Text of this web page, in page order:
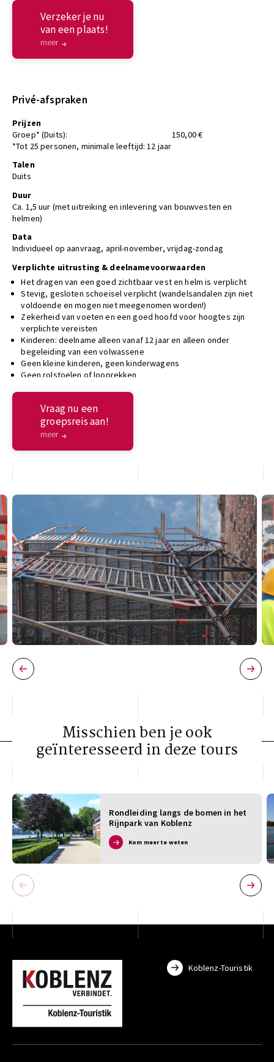
Verzeker je nu
van een plaats!
meer
Privé-afspraken
Prijzen
Groep* (Duits):
150,00 €
*Tot 25 personen, minimale leeftijd: 12 jaar
Talen
Duits
Duur
Ca. 1,5 uur (met uitreiking en inlevering van bouwvesten en
helmen)
Data
Individueel op aanvraag, april-november, vrijdag-zondag
Verplichte uitrusting & deelnamevoorwaarden
Het dragen van een goed zichtbaar vest en helm is verplicht
Stevig, gesloten schoeisel verplicht (wandelsandalen zijn niet
voldoende en mogen niet meegenomen worden!)
Zekerheid van voeten en een goed hoofd voor hoogtes zijn
verplichte vereisten
Kinderen: deelname alleen vanaf 12 jaar en alleen onder
begeleiding van een volwassene
Geen kleine kinderen, geen kinderwagens
Geen rolstoelen of looprekken
Vraag nu een
groepsreis aan!
meer
Misschien ben je ook
geïnteresseerd in deze tours
Rondleiding langs de bomen in het
Rijnpark van Koblenz
Kom meer te weten
Koblenz-Touristik